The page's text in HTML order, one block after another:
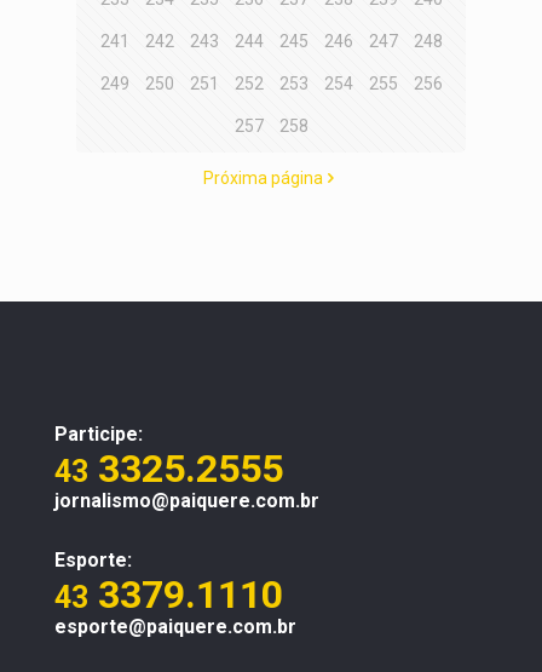
241 242 243 244 245 246 247 248
249 250 251 252 253 254 255 256
257 258
Próxima página
Participe:
43 3325.2555
jornalismo@paiquere.com.br
Esporte:
43 3379.1110
esporte@paiquere.com.br